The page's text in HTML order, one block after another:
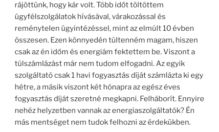
rájöttünk, hogy kár volt. Több időt töltöttem
ügyfélszolgálatok hívásával, várakozással és
reménytelen ügyintézéssel, mint az elmúlt 10 évben
összesen. Ezen könnyedén túltenném magam, hiszen
csak az én időm és energiám fektettem be. Viszont a
túlszámlázást már nem tudom elfogadni. Az egyik
szolgáltató csak 1 havi fogyasztás díját számlázta ki egy
hétre, a másik viszont két hónapra az egész éves
fogyasztás díját szeretné megkapni. Felháborít. Ennyire
nehéz helyzetben vannak az energiaszolgáltatók? Én
más mentséget nem tudok felhozni az érdekükben.